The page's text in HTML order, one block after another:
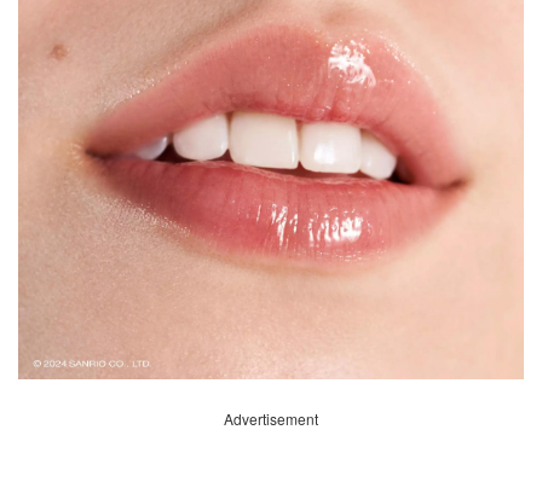
Advertisement